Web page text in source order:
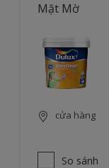
Mặt Mờ
cửa hàng
So sánh